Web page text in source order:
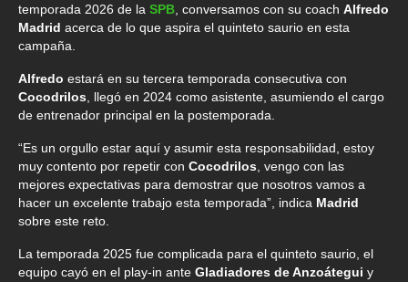
temporada 2026 de la SPB , conversamos con su coach Alfredo
Madrid acerca de lo que aspira el quinteto saurio en esta
campaña.
Alfredo estará en su tercera temporada consecutiva con
Cocodrilos , llegó en 2024 como asistente, asumiendo el cargo
de entrenador principal en la postemporada.
“Es un orgullo estar aquí y asumir esta responsabilidad, estoy
muy contento por repetir con Cocodrilos , vengo con las
mejores expectativas para demostrar que nosotros vamos a
hacer un excelente trabajo esta temporada”, indica Madrid
sobre este reto.
La temporada 2025 fue complicada para el quinteto saurio, el
equipo cayó en el play-in ante Gladiadores de Anzoátegui y